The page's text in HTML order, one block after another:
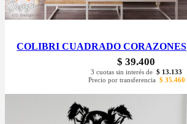
COLIBRI CUADRADO CORAZONES
$ 39.400
3 cuotas sin interés de $ 13.133
Precio por transferencia $ 35.460